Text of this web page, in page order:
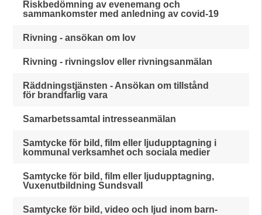
Riskbedömning av evenemang och
sammankomster med anledning av covid-19
Rivning - ansökan om lov
Rivning - rivningslov eller rivningsanmälan
Räddningstjänsten - Ansökan om tillstånd
för brandfarlig vara
Samarbetssamtal intresseanmälan
Samtycke för bild, film eller ljudupptagning i
kommunal verksamhet och sociala medier
Samtycke för bild, film eller ljudupptagning,
Vuxenutbildning Sundsvall
Samtycke för bild, video och ljud inom barn-